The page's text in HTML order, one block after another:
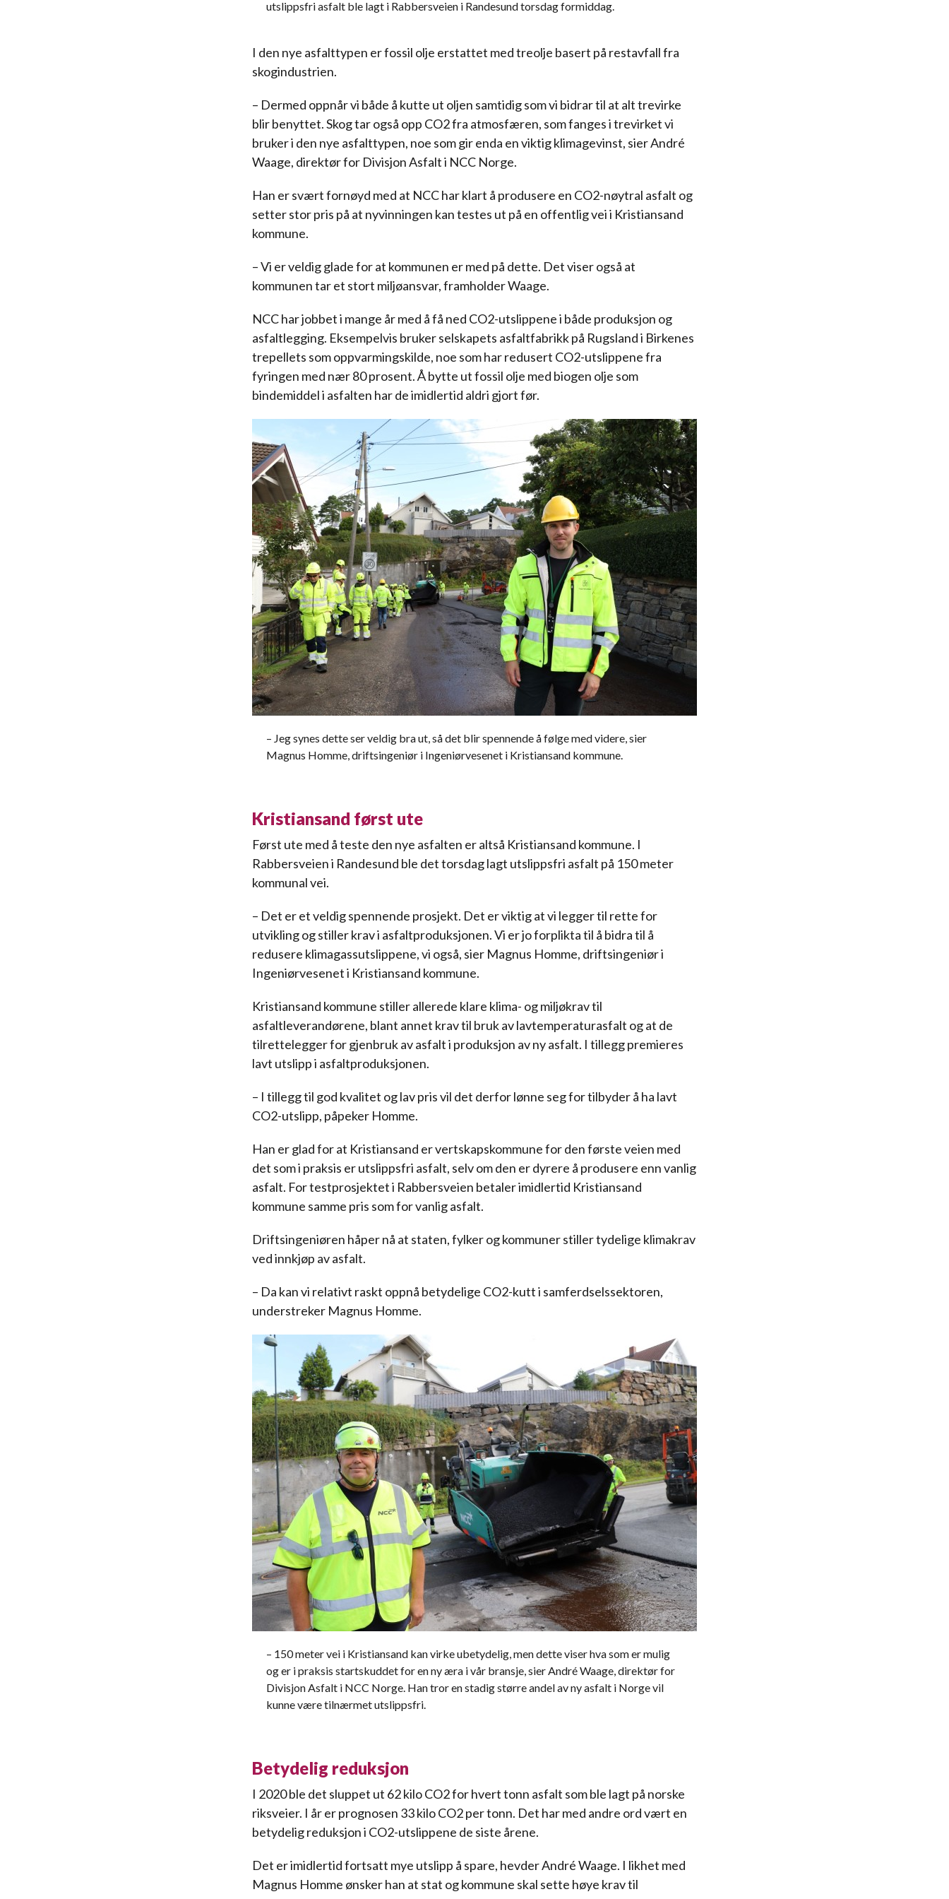
utslippsfri asfalt ble lagt i Rabbersveien i Randesund torsdag formiddag.
I den nye asfalttypen er fossil olje erstattet med treolje basert på restavfall fra
skogindustrien.
– Dermed oppnår vi både å kutte ut oljen samtidig som vi bidrar til at alt trevirke
blir benyttet. Skog tar også opp CO2 fra atmosfæren, som fanges i trevirket vi
bruker i den nye asfalttypen, noe som gir enda en viktig klimagevinst, sier André
Waage, direktør for Divisjon Asfalt i NCC Norge.
Han er svært fornøyd med at NCC har klart å produsere en CO2-nøytral asfalt og
setter stor pris på at nyvinningen kan testes ut på en offentlig vei i Kristiansand
kommune.
– Vi er veldig glade for at kommunen er med på dette. Det viser også at
kommunen tar et stort miljøansvar, framholder Waage.
NCC har jobbet i mange år med å få ned CO2-utslippene i både produksjon og
asfaltlegging. Eksempelvis bruker selskapets asfaltfabrikk på Rugsland i Birkenes
trepellets som oppvarmingskilde, noe som har redusert CO2-utslippene fra
fyringen med nær 80 prosent. Å bytte ut fossil olje med biogen olje som
bindemiddel i asfalten har de imidlertid aldri gjort før.
– Jeg synes dette ser veldig bra ut, så det blir spennende å følge med videre, sier
Magnus Homme, driftsingeniør i Ingeniørvesenet i Kristiansand kommune.
Kristiansand først ute
Først ute med å teste den nye asfalten er altså Kristiansand kommune. I
Rabbersveien i Randesund ble det torsdag lagt utslippsfri asfalt på 150 meter
kommunal vei.
– Det er et veldig spennende prosjekt. Det er viktig at vi legger til rette for
utvikling og stiller krav i asfaltproduksjonen. Vi er jo forplikta til å bidra til å
redusere klimagassutslippene, vi også, sier Magnus Homme, driftsingeniør i
Ingeniørvesenet i Kristiansand kommune.
Kristiansand kommune stiller allerede klare klima- og miljøkrav til
asfaltleverandørene, blant annet krav til bruk av lavtemperaturasfalt og at de
tilrettelegger for gjenbruk av asfalt i produksjon av ny asfalt. I tillegg premieres
lavt utslipp i asfaltproduksjonen.
– I tillegg til god kvalitet og lav pris vil det derfor lønne seg for tilbyder å ha lavt
CO2-utslipp, påpeker Homme.
Han er glad for at Kristiansand er vertskapskommune for den første veien med
det som i praksis er utslippsfri asfalt, selv om den er dyrere å produsere enn vanlig
asfalt. For testprosjektet i Rabbersveien betaler imidlertid Kristiansand
kommune samme pris som for vanlig asfalt.
Driftsingeniøren håper nå at staten, fylker og kommuner stiller tydelige klimakrav
ved innkjøp av asfalt.
– Da kan vi relativt raskt oppnå betydelige CO2-kutt i samferdselssektoren,
understreker Magnus Homme.
– 150 meter vei i Kristiansand kan virke ubetydelig, men dette viser hva som er mulig
og er i praksis startskuddet for en ny æra i vår bransje, sier André Waage, direktør for
Divisjon Asfalt i NCC Norge. Han tror en stadig større andel av ny asfalt i Norge vil
kunne være tilnærmet utslippsfri.
Betydelig reduksjon
I 2020 ble det sluppet ut 62 kilo CO2 for hvert tonn asfalt som ble lagt på norske
riksveier. I år er prognosen 33 kilo CO2 per tonn. Det har med andre ord vært en
betydelig reduksjon i CO2-utslippene de siste årene.
Det er imidlertid fortsatt mye utslipp å spare, hevder André Waage. I likhet med
Magnus Homme ønsker han at stat og kommune skal sette høye krav til